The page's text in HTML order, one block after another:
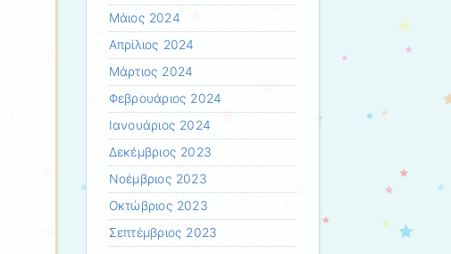
Μάιος 2024
Απρίλιος 2024
Μάρτιος 2024
Φεβρουάριος 2024
Ιανουάριος 2024
Δεκέμβριος 2023
Νοέμβριος 2023
Οκτώβριος 2023
Σεπτέμβριος 2023